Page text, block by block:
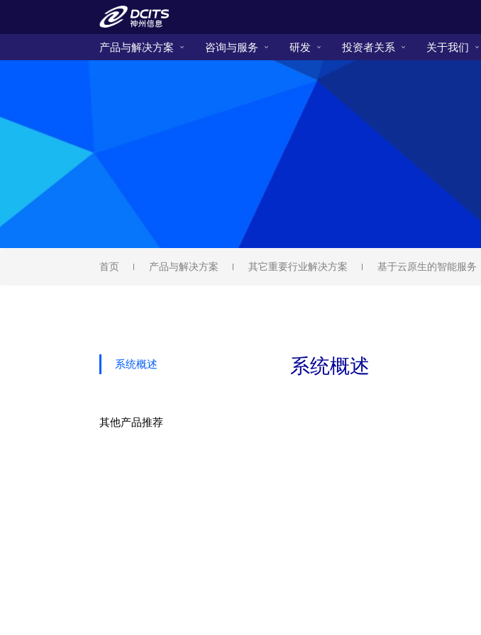
产品与解决方案 咨询与服务 研发 投资者关系 关于我们
首页 产品与解决方案 其它重要行业解决方案 基于云原生的智能服务
系统概述
系统概述
其他产品推荐